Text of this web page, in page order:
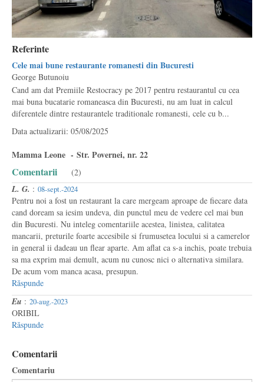
Referinte
Cele mai bune restaurante romanesti din Bucuresti
George Butunoiu
Cand am dat Premiile Restocracy pe 2017 pentru restaurantul cu cea
mai buna bucatarie romaneasca din Bucuresti, nu am luat in calcul
diferentele dintre restaurantele traditionale romanesti, cele cu b...
Data actualizarii: 05/08/2025
Mamma Leone - Str. Povernei, nr. 22
Comentarii (2)
L. G. : 08-sept.-2024
Pentru noi a fost un restaurant la care mergeam aproape de fiecare data
cand doream sa iesim undeva, din punctul meu de vedere cel mai bun
din Bucuresti. Nu inteleg comentariile acestea, linistea, calitatea
mancarii, preturile foarte accesibile si frumusetea locului si a camerelor
in general ii dadeau un flear aparte. Am aflat ca s-a inchis, poate trebuia
sa ma exprim mai demult, acum nu cunosc nici o alternativa similara.
De acum vom manca acasa, presupun.
Răspunde
Eu : 20-aug.-2023
ORIBIL
Răspunde
Comentarii
Comentariu